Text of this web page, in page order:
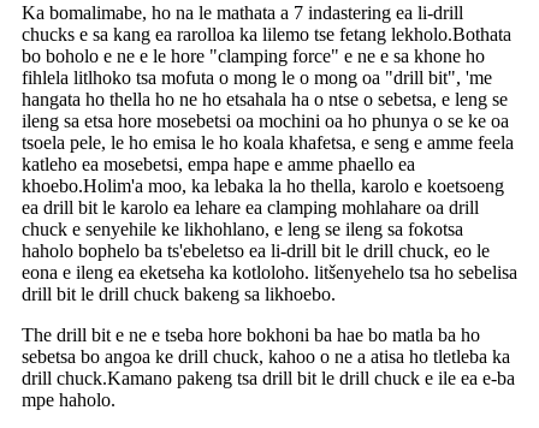
Ka bomalimabe, ho na le mathata a 7 indastering ea li-drill
chucks e sa kang ea rarolloa ka lilemo tse fetang lekholo.Bothata
bo boholo e ne e le hore "clamping force" e ne e sa khone ho
fihlela litlhoko tsa mofuta o mong le o mong oa "drill bit", 'me
hangata ho thella ho ne ho etsahala ha o ntse o sebetsa, e leng se
ileng sa etsa hore mosebetsi oa mochini oa ho phunya o se ke oa
tsoela pele, le ho emisa le ho koala khafetsa, e seng e amme feela
katleho ea mosebetsi, empa hape e amme phaello ea
khoebo.Holim'a moo, ka lebaka la ho thella, karolo e koetsoeng
ea drill bit le karolo ea lehare ea clamping mohlahare oa drill
chuck e senyehile ke likhohlano, e leng se ileng sa fokotsa
haholo bophelo ba ts'ebeletso ea li-drill bit le drill chuck, eo le
eona e ileng ea eketseha ka kotloloho. litšenyehelo tsa ho sebelisa
drill bit le drill chuck bakeng sa likhoebo.
The drill bit e ne e tseba hore bokhoni ba hae bo matla ba ho
sebetsa bo angoa ke drill chuck, kahoo o ne a atisa ho tletleba ka
drill chuck.Kamano pakeng tsa drill bit le drill chuck e ile ea e-ba
mpe haholo.